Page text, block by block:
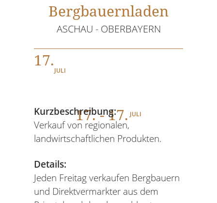
Bergbauernladen
ASCHAU - OBERBAYERN
17.
JULI
17. - 17. JULI
Kurzbeschreibung:
Verkauf von regionalen,
landwirtschaftlichen Produkten.
Details:
Jeden Freitag verkaufen Bergbauern
und Direktvermarkter aus dem